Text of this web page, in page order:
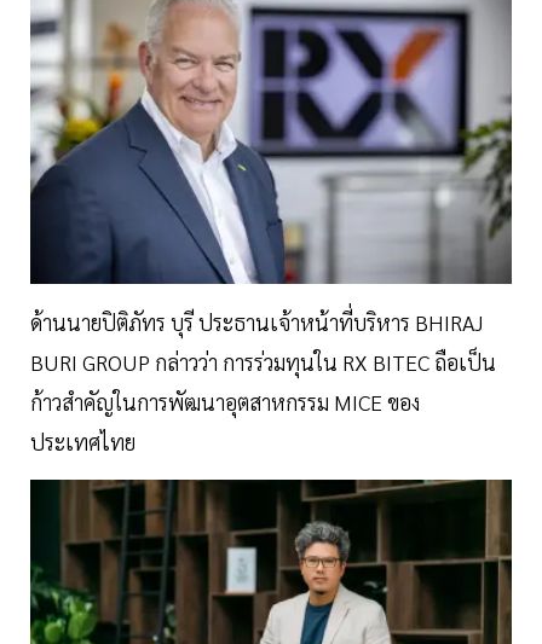
ด้านนายปิติภัทร บุรี ประธานเจ้าหน้าที่บริหาร BHIRAJ
BURI GROUP กล่าวว่า การร่วมทุนใน RX BITEC ถือเป็น
ก้าวสำคัญในการพัฒนาอุตสาหกรรม MICE ของ
ประเทศไทย